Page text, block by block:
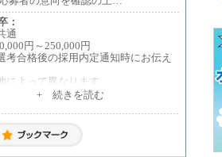
：
通
円～250,000円
考合格後の採用内定通知時にお伝え
によって異なります
通
円～250,000円
処遇は経験・能力を考慮の上、当社
+ 続きを読む